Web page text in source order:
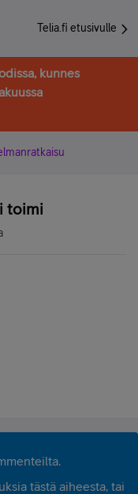
Telia.fi etusivulle
kunnes
toimi
tästä aiheesta, tai